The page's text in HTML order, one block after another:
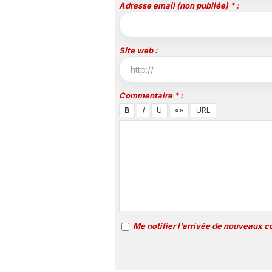
Adresse email (non publiée) * :
Site web :
Commentaire * :
Me notifier l'arrivée de nouveaux